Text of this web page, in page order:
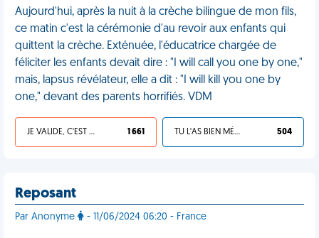
Aujourd'hui, après la nuit à la crèche bilingue de mon fils,
ce matin c'est la cérémonie d'au revoir aux enfants qui
quittent la crèche. Exténuée, l'éducatrice chargée de
féliciter les enfants devait dire : "I will call you one by one,"
mais, lapsus révélateur, elle a dit : "I will kill you one by
one," devant des parents horrifiés. VDM
JE VALIDE, C'EST UNE VDM 1 661 TU L'AS BIEN MÉRITÉ 504
Reposant
Par Anonyme - 11/06/2024 06:20 - France